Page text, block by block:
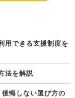
用できる支援制度を
法を解説
悔しない選び方の